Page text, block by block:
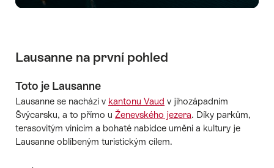
Lausanne na první pohled
Toto je Lausanne
Lausanne se nachází v kantonu Vaud v jihozápadním
Švýcarsku, a to přímo u Ženevského jezera. Díky parkům,
terasovitým vinicím a bohaté nabídce umění a kultury je
Lausanne oblíbeným turistickým cílem.